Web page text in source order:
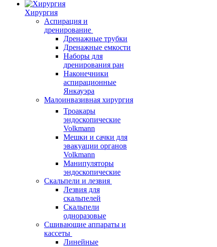
Хирургия
Аспирация и
дренирование
Дренажные трубки
Дренажные емкости
Наборы для
дренирования ран
Наконечники
аспирационные
Янкауэра
Малоинвазивная хирургия
Троакары
эндоскопические
Volkmann
Мешки и сачки для
эвакуации органов
Volkmann
Манипуляторы
эндоскопические
Скальпели и лезвия
Лезвия для
скальпелей
Скальпели
одноразовые
Сшивающие аппараты и
кассеты
Линейные